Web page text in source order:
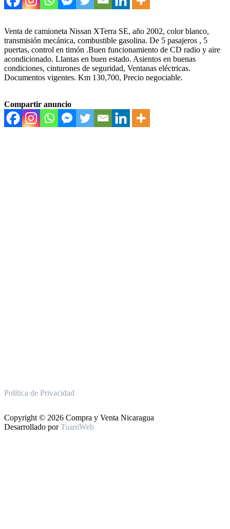
Venta de camioneta Nissan XTerra SE, año 2002, color blanco,
transmisión mecánica, combustible gasolina. De 5 pasajeros , 5
puertas, control en timón .Buen funcionamiento de CD radio y aire
acondicionado. Llantas en buen estado. Asientos en buenas
condiciones, cinturones de seguridad, Ventanas eléctricas.
Documentos vigentes. Km 130,700, Precio negociable.
Compartir anuncio
Política de Privacidad
Copyright © 2026 Compra y Venta Nicaragua
Desarrollado porTuaniWeb